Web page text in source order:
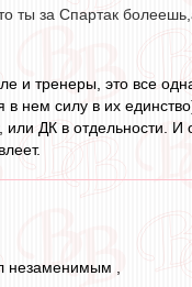
за Спартак
и тренеры, это все
нем силу в их
ДК в отдельности. И
незаменимым ,